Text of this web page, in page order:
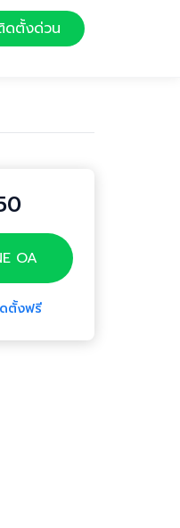
ดตั้งด่วน
OA
ตั้งฟรี